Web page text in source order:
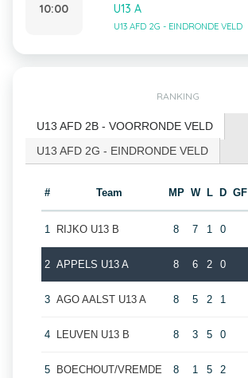
10:00
U13 A
U13 AFD 2G - EINDRONDE VELD
RANKING
U13 AFD 2B - VOORRONDE VELD
U13 AFD 2G - EINDRONDE VELD
# Team MP W L D GF
1 RIJKO U13 B 8 7 1 0
2 APPELS U13 A 8 6 2 0
3 AGO AALST U13 A 8 5 2 1
4 LEUVEN U13 B 8 3 5 0
5 BOECHOUT/VREMDE 8 1 5 2